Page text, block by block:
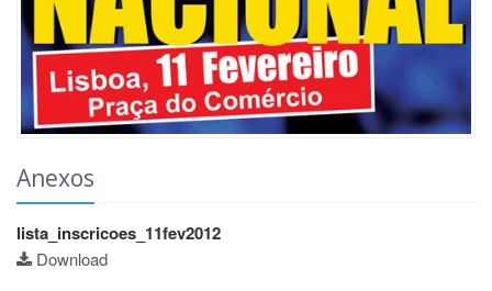
Anexos
lista_inscricoes_11fev2012
Download